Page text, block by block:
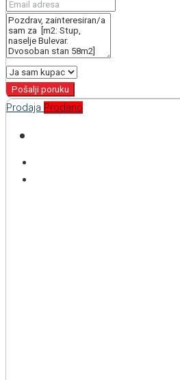
Pošalji poruku
Prodaja Prodano